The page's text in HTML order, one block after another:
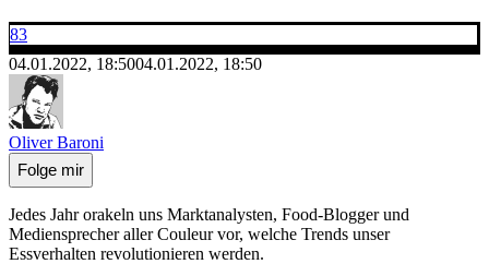
83
04.01.2022, 18:5004.01.2022, 18:50
Oliver Baroni
Folge mir
Jedes Jahr orakeln uns Marktanalysten, Food-Blogger und
Mediensprecher aller Couleur vor, welche Trends unser
Essverhalten revolutionieren werden.